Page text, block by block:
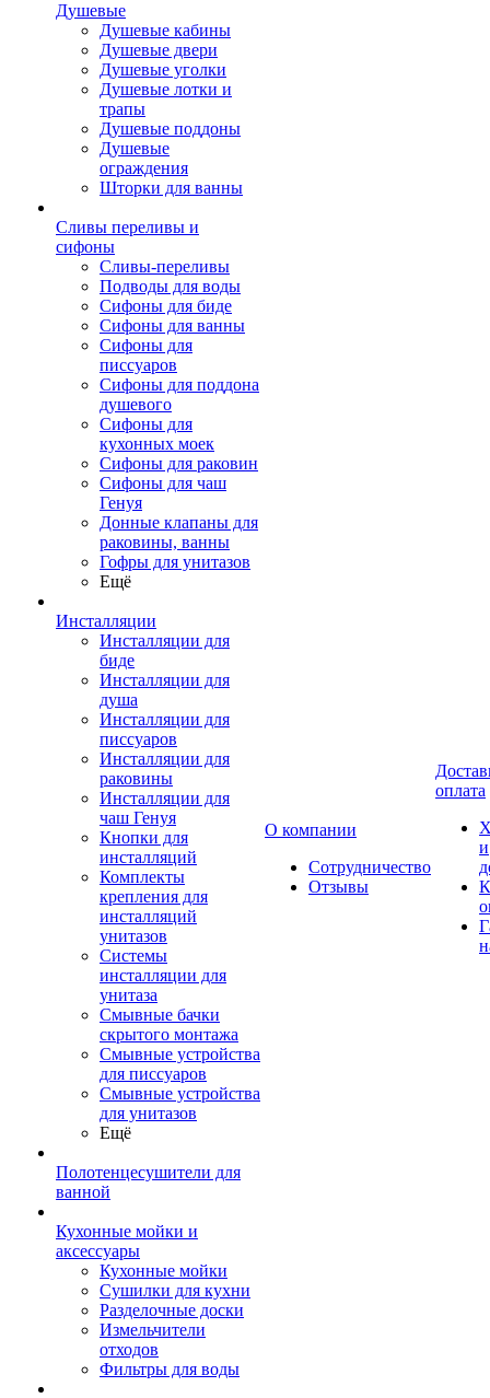
Душевые
Душевые кабины
Душевые двери
Душевые уголки
Душевые лотки и
трапы
Душевые поддоны
Душевые
ограждения
Шторки для ванны
Сливы переливы и
сифоны
Сливы-переливы
Подводы для воды
Сифоны для биде
Сифоны для ванны
Сифоны для
писсуаров
Сифоны для поддона
душевого
Сифоны для
кухонных моек
Сифоны для раковин
Сифоны для чаш
Генуя
Донные клапаны для
раковины, ванны
Гофры для унитазов
Ещё
Инсталляции
Инсталляции для
биде
Инсталляции для
душа
Инсталляции для
писсуаров
Инсталляции для
раковины
Инсталляции для
чаш Генуя
Кнопки для
инсталляций
Комплекты
крепления для
инсталляций
унитазов
Системы
инсталляции для
унитаза
Смывные бачки
скрытого монтажа
Смывные устройства
для писсуаров
Смывные устройства
для унитазов
Ещё
Полотенцесушители для
ванной
Кухонные мойки и
аксессуары
Кухонные мойки
Сушилки для кухни
Разделочные доски
Измельчители
отходов
Фильтры для воды
О компании
Сотрудничество
Отзывы
оплата
и